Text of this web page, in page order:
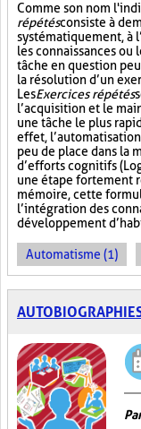
Comme son nom
répétésconsiste à
systématiquement, à
les connaissances ou
tâche en question
la résolution d’un
LesExercices répétés
l’acquisition et le
une tâche le plus
effet,
peu de place dans la
d’efforts cognitifs
une étape fortement
mémoire, cette
l’intégration des
développement
Automatisme (1)